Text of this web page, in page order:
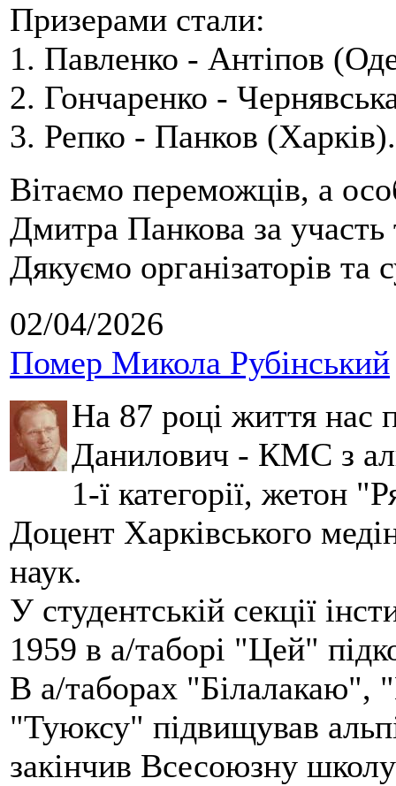
Призерами стали:
1. Павленко - Антіпов
2. Гончаренко -
3. Репко - Панков (Харків).
Вітаємо переможців, а
Дмитра Панкова за
Дякуємо організаторів та
02/04/2026
Помер Микола Рубінський
На 87 році життя нас
Данилович - КМС з
1-ї категорії, жетон
Доцент Харківського
наук.
У студентській секції
1959 в а/таборі "Цей"
В а/таборах "Білалакаю",
"Туюксу" підвищував
закінчив Всесоюзну